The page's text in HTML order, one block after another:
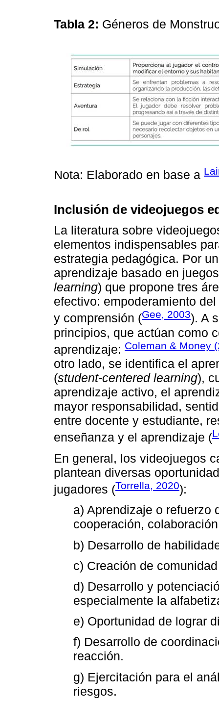
Tabla 2: Géneros de
Nota: Elaborado en base a
Inclusión de videojuegos
La literatura sobre
elementos indispensables
estrategia pedagógica. Por
aprendizaje basado en
learning) que propone tres
efectivo: empoderamiento
y comprensión (Gee, 2003). A
principios, que actúan como
aprendizaje: Coleman & Money
otro lado, se identifica el
(student-centered learning),
aprendizaje activo, el
mayor responsabilidad,
entre docente y estudiante,
enseñanza y el aprendizaje (
En general, los videojuegos
plantean diversas
jugadores (Torrella, 2020):
a) Aprendizaje o refuerzo
cooperación,
b) Desarrollo de
c) Creación de
d) Desarrollo y
especialmente la
e) Oportunidad de lograr
f) Desarrollo de
reacción.
g) Ejercitación para el
riesgos.